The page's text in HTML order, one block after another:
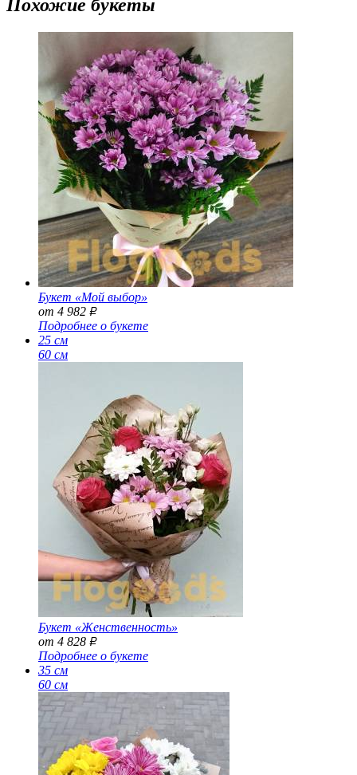
Похожие букеты
Букет «Мой выбор»
от 4 982 Р
Подробнее о букете
25 см
60 см
Букет «Женственность»
от 4 828 Р
Подробнее о букете
35 см
60 см